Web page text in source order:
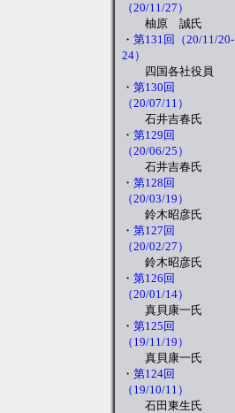
（20/11/27）
柚原 誠氏
・ 第131回（20/11/20-
24）
四国各社役員
・ 第130回
（20/07/11）
石井吉春氏
・ 第129回
（20/06/25）
石井吉春氏
・ 第128回
（20/03/19）
鈴木昭彦氏
・ 第127回
（20/02/27）
鈴木昭彦氏
・ 第126回
（20/01/14）
真貝康一氏
・ 第125回
（19/11/19）
真貝康一氏
・ 第124回
（19/10/11）
石田東生氏